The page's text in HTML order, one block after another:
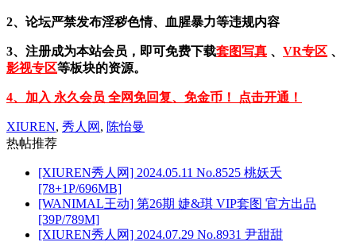
2、论坛严禁发布淫秽色情、血腥暴力等违规内容
3、注册成为本站会员，即可免费下载套图写真 、 VR专区 、
影视专区等板块的资源。
4、加入 永久会员 全网免回复、免金币！ 点击开通！
XIUREN, 秀人网 , 陈怡曼
热帖推荐
[XIUREN秀人网] 2024.05.11 No.8525 桃妖夭
[78+1P/696MB]
[WANIMAL王动] 第26期 婕&琪 VIP套图 官方出品
[39P/789M]
[XIUREN秀人网] 2024.07.29 No.8931 尹甜甜